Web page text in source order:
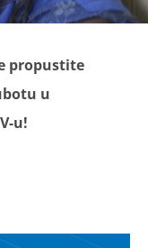
propustite
u
u!